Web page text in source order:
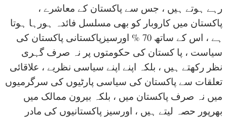
رہے ہوتے ہیں ، جس سے پاکستان کے معاشرے ،
پاکستان میں کاروبار کو بھی مسلسل فائدہ ہورہا ہوتا
ہے ، اس کے ساتھ 70 % اورسیزپاکستانی پاکستان کی
سیاست ، پا کستان کی حکومتوں پر نہ صرف گہری
نظر رکھتے ہیں ، بلکہ اپنے اپنے سیاسی نظریے ، علاقائی
تعلقات سے پاکستان کی سیاسی پارٹیوں کی سرگرمیوں
میں نہ صرف پاکستان میں ، بلکہ بیرون ممالک میں
بھرپور حصہ لیتے ہیں ، اورسیز پاکستانیوں کی مادر